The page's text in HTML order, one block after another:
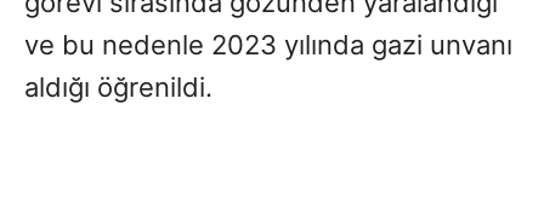
ve bu nedenle 2023 yılında gazi unvanı
aldığı öğrenildi.